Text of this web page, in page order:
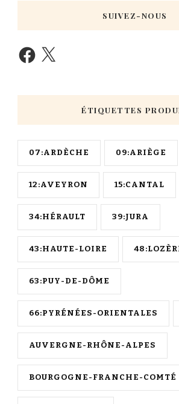
SUIVEZ-NOUS
ÉTIQUETTES
07:ARDÈCHE 09:ARIÈGE
12:AVEYRON 15:CANTAL
34:HÉRAULT 39:JURA
43:HAUTE-LOIRE
63:PUY-DE-DÔME
66:PYRÉNÉES-ORIENTALES
AUVERGNE-RHÔNE-ALPES
BOURGOGNE-FRANCHE-COMTÉ